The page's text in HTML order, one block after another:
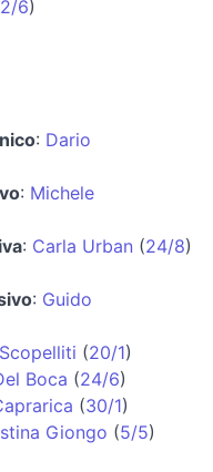
6)
: Dario
: Michele
: Carla Urban (24/8)
: Guido
(20/1)
Boca (24/6)
(30/1)
Giongo (5/5)